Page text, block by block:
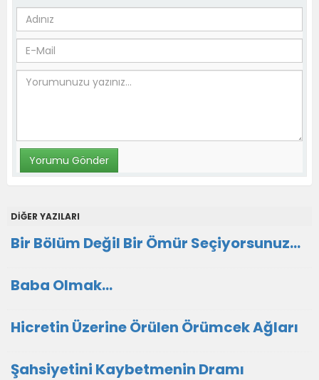
DİĞER YAZILARI
Bir Bölüm Değil Bir Ömür Seçiyorsunuz...
Baba Olmak...
Hicretin Üzerine Örülen Örümcek Ağları
Şahsiyetini Kaybetmenin Dramı